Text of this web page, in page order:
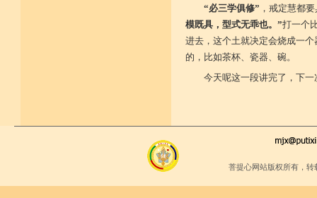
“必三学俱修” ，戒定慧都
模既具，型式无乖也。”打一个
进去，这个土就决定会烧成一
的，比如茶杯、瓷器、碗。
今天呢这一段讲完了，下
菩提心网站版权所有，